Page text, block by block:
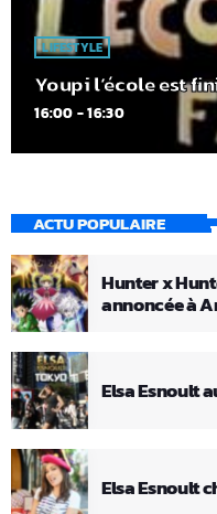
LIFESTYLE
Youpi l’école est
16:00 - 16:30
ACTU POPULAIRE
Hunter x
annoncée à
Elsa Esnoult
Elsa Esnoult